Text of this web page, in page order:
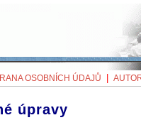
OSOBNÍCH ÚDAJŮ
úpravy